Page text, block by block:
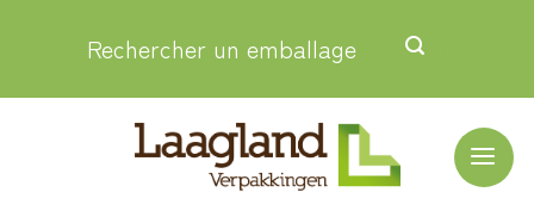
Rechercher un emballage